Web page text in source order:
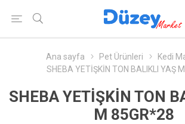
Ana sayfa Pet Ürünleri
Kedi
SHEBA YETİŞKİN TON BALIKLI YAŞ
SHEBA YETİŞKİN TON
M 85GR*28